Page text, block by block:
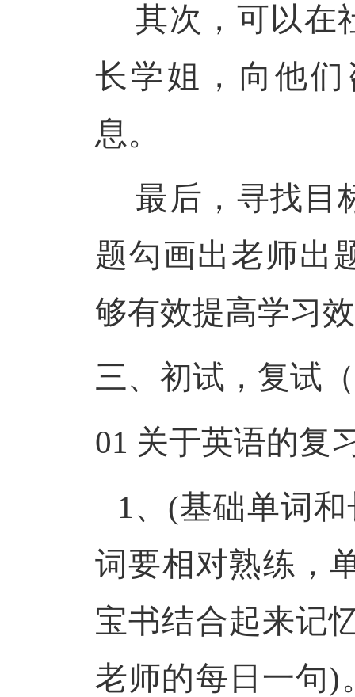
其次，可以在
长学姐，向他
息。
最后，寻找目
题勾画出老师出
够有效提高学习
三、初试，复试
01 关于英语的复
1、(基础单词
词要相对熟练，
宝书结合起来记
老师的每日一句)